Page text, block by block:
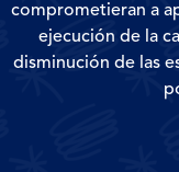
comprometieran a
ejecución de la
disminución de las